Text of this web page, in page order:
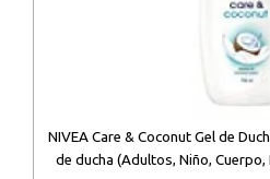
NIVEA Care & Coconut Gel de
de ducha (Adultos, Niño,